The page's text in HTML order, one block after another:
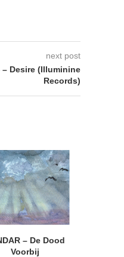
next post
– Desire (Illuminine
Records)
– De Dood
Voorbij